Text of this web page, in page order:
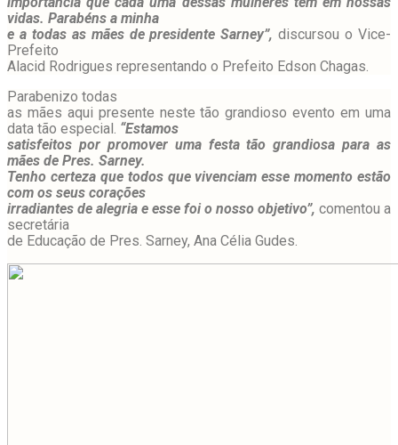
vidas. Parabéns a minha
e a todas as mães de presidente Sarney”, discursou o Vice-
Prefeito
Alacid Rodrigues representando o Prefeito Edson Chagas.
Parabenizo todas
as mães aqui presente neste tão grandioso evento em uma
data tão especial. “Estamos
satisfeitos por promover uma festa tão grandiosa para as
mães de Pres. Sarney.
Tenho certeza que todos que vivenciam esse momento estão
com os seus corações
irradiantes de alegria e esse foi o nosso objetivo”, comentou a
secretária
de Educação de Pres. Sarney, Ana Célia Gudes.